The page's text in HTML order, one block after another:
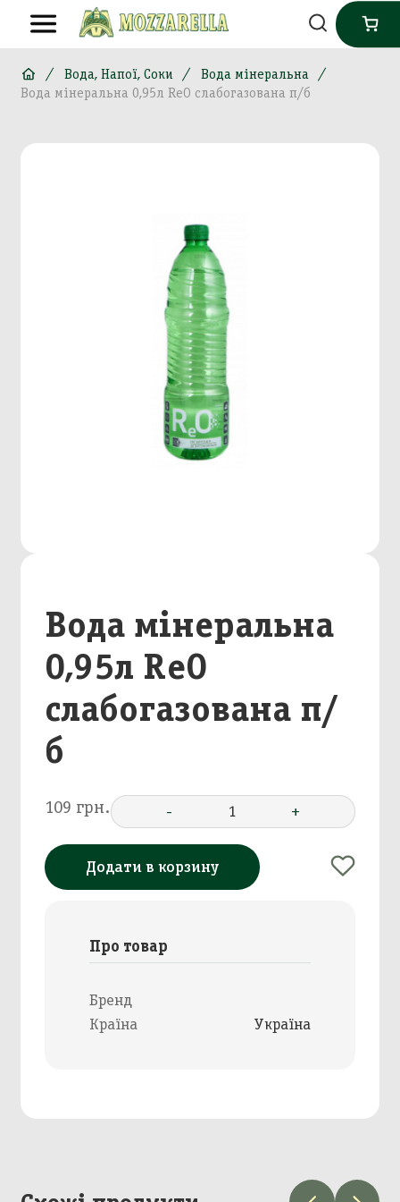
Вода, Напої, Соки
Вода мінеральна
Вода мінеральна 0,95л ReO слабогазована п/б
Вода мінеральна
0,95л ReO
слабогазована п/
б
109 грн. - 1 +
Додати в корзину
Про товар
Бренд
Країна
Україна